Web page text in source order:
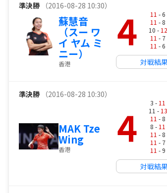
準決勝 （2016-08-28 10:30）
蘇慧音
（スー ワ
イ ヤム ミ
ニー）
香港
4 11 - 6
11 - 8
10 - 12
11 - 7
11 - 6
対戦結果
準決勝 （2016-08-28 10:30）
MAK Tze
Wing
香港 4 3 - 11
11 - 13
11 - 8
8 - 11
11 - 8
11 - 7
11 - 9
対戦結果